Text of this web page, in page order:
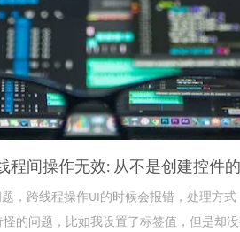
，跨线程操作UI的时候会报错，处理方
的问题，比如我设置了标签值，但是却